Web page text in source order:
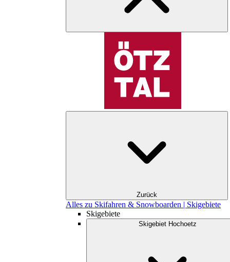
Zurück
Alles zu Skifahren & Snowboarden | Skigebiete
Skigebiete
Skigebiet Hochoetz